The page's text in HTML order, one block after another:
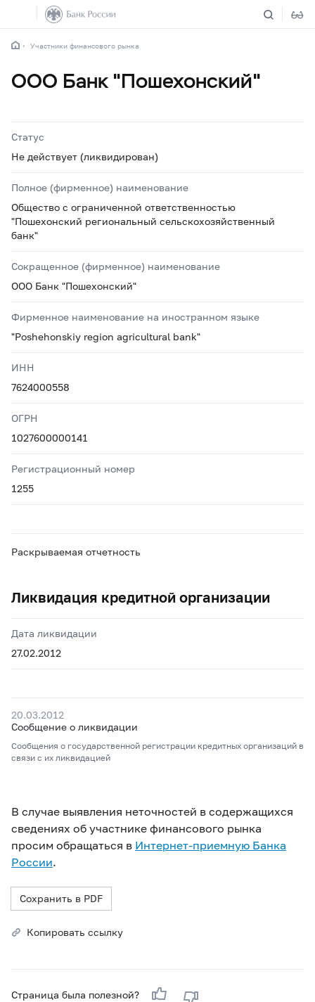
Участники финансового рынка
ООО Банк "Пошехонский"
Статус
Не действует (ликвидирован)
Полное (фирменное) наименование
Общество с ограниченной ответственностью
"Пошехонский региональный сельскохозяйственный
банк"
Сокращенное (фирменное) наименование
ООО Банк "Пошехонский"
Фирменное наименование на иностранном языке
"Poshehonskiy region agricultural bank"
ИНН
7624000558
ОГРН
1027600000141
Регистрационный номер
1255
Раскрываемая отчетность
Ликвидация кредитной организации
Дата ликвидации
27.02.2012
20.03.2012
Сообщение о ликвидации
Сообщения о государственной регистрации кредитных организаций в
связи с их ликвидацией
В случае выявления неточностей в содержащихся
сведениях об участнике финансового рынка
просим обращаться в Интернет-приемную Банка
России.
Сохранить в PDF
Копировать ссылку
Страница была полезной?